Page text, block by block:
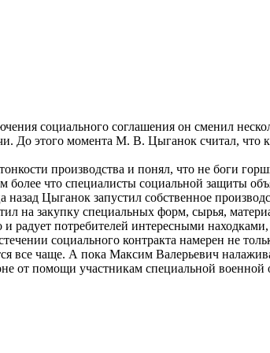
социального соглашения он сменил
До этого момента М. В. Цыганок считал, что
производства и понял, что не боги
более что специалисты социальной защиты
Цыганок запустил собственное
на закупку специальных форм, сырья,
потребителей интересными
социального контракта намерен не
все чаще. А пока Максим Валерьевич
от помощи участникам специальной